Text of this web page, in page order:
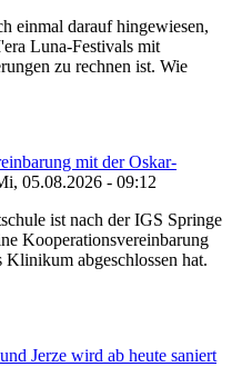
einmal darauf hingewiesen,
Luna-Festivals mit
zu rechnen ist. Wie
mit der Oskar-
05.08.2026 - 09:12
ist nach der IGS Springe
Kooperationsvereinbarung
abgeschlossen hat.
Jerze wird ab heute saniert